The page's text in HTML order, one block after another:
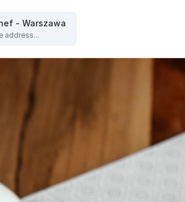
- Warszawa
address...